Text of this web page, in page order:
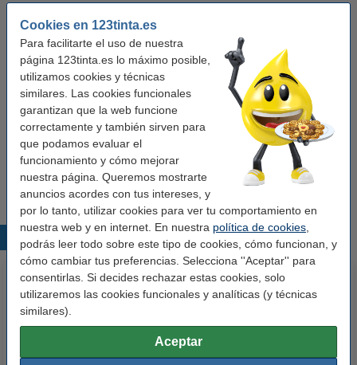
Cookies en 123tinta.es
Para facilitarte el uso de nuestra
página 123tinta.es lo máximo posible,
utilizamos cookies y técnicas
similares. Las cookies funcionales
garantizan que la web funcione
correctamente y también sirven para
que podamos evaluar el
funcionamiento y cómo mejorar
nuestra página. Queremos mostrarte
anuncios acordes con tus intereses, y
por lo tanto, utilizar cookies para ver tu comportamiento en
nuestra web y en internet. En nuestra política de cookies
podrás leer todo sobre este tipo de cookies, cómo funcionan, y
cómo cambiar tus preferencias. Selecciona ''Aceptar'' para
consentirlas. Si decides rechazar estas cookies, solo
utilizaremos las cookies funcionales y analíticas (y técnicas
similares).
Aceptar
Características
Color: negro (1x) y color (3x)
Añade el color negro
Marca 123tinta reemplaza a Brother TN-241BK
toner negro
42,50 €
Productos destacados